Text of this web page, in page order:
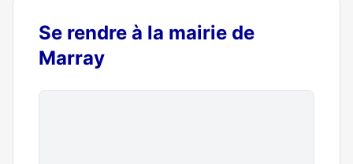
Se rendre à la mairie de
Marray